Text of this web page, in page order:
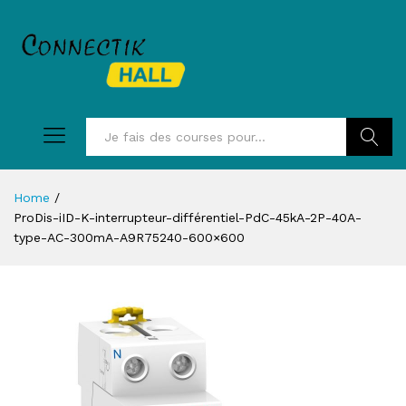
Home /
ProDis-iID-K-interrupteur-différentiel-PdC-45kA-2P-40A-
type-AC-300mA-A9R75240-600×600